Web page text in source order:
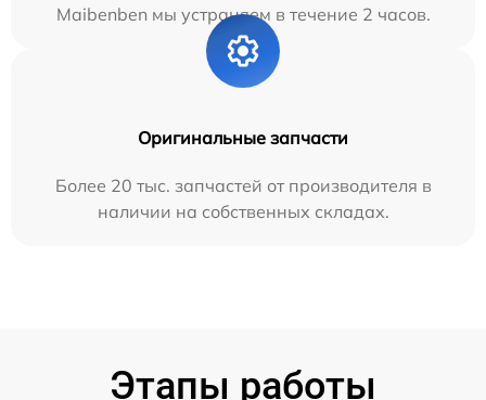
Maibenben мы устраняем в течение 2 часов.
Оригинальные запчасти
Более 20 тыс. запчастей от производителя в
наличии на собственных складах.
Этапы работы